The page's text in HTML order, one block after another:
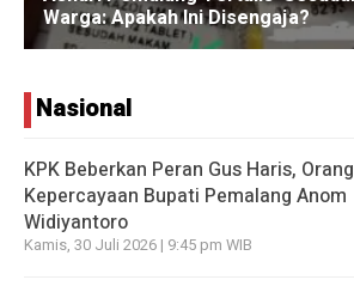
Nasional
KPK Beberkan Peran Gus Haris, Orang
Kepercayaan Bupati Pemalang Anom
Widiyantoro
Kamis, 30 Juli 2026 | 9:45 pm WIB